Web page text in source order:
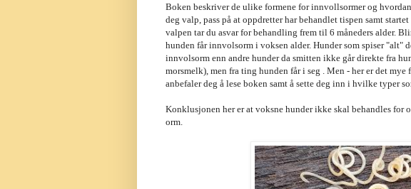
Boken beskriver de ulike formene for innvollsormer og
deg valp, pass på at oppdretter har behandlet tispen samt
valpen tar du asvar for behandling frem til 6 måneders alder.
hunden får innvolsorm i voksen alder. Hunder som spiser "alt"
innvolsorm enn andre hunder da smitten ikke går direkte fra
morsmelk), men fra ting hunden får i seg . Men - her er det
anbefaler deg å lese boken samt å sette deg inn i hvilke typer
Konklusjonen her er at voksne hunder ikke skal behandles for
orm.